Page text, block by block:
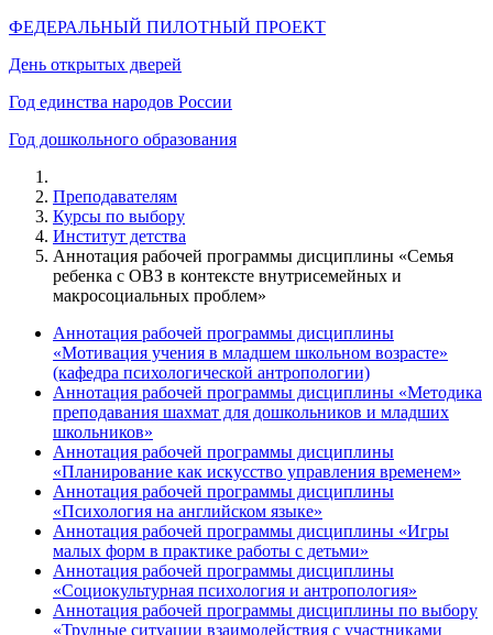
ФЕДЕРАЛЬНЫЙ ПИЛОТНЫЙ ПРОЕКТ
День открытых дверей
Год единства народов России
Год дошкольного образования
Преподавателям
Курсы по выбору
Институт детства
Аннотация рабочей программы дисциплины «Семья
ребенка с ОВЗ в контексте внутрисемейных и
макросоциальных проблем»
Аннотация рабочей программы дисциплины
«Мотивация учения в младшем школьном возрасте»
(кафедра психологической антропологии)
Аннотация рабочей программы дисциплины «Методика
преподавания шахмат для дошкольников и младших
школьников»
Аннотация рабочей программы дисциплины
«Планирование как искусство управления временем»
Аннотация рабочей программы дисциплины
«Психология на английском языке»
Аннотация рабочей программы дисциплины «Игры
малых форм в практике работы с детьми»
Аннотация рабочей программы дисциплины
«Социокультурная психология и антропология»
Аннотация рабочей программы дисциплины по выбору
«Трудные ситуации взаимодействия с участниками